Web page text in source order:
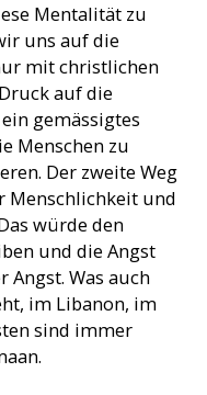
Mentalität zu
uns auf die
mit christlichen
auf die
gemässigtes
Menschen zu
Der zweite Weg
Menschlichkeit und
würde den
und die Angst
Angst. Was auch
im Libanon, im
sind immer